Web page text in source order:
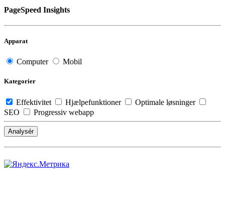
PageSpeed Insights
Apparat
Computer Mobil
Kategorier
Effektivitet Hjælpefunktioner
Optimale løsninger
SEO
Progressiv webapp
Analysér